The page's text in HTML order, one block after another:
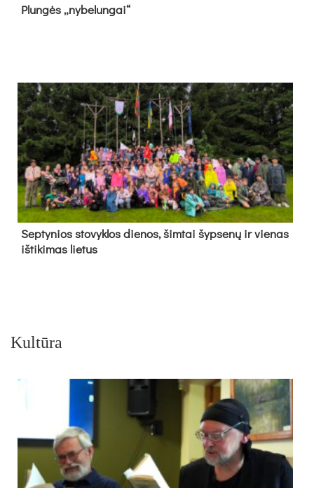
Plun­gės „ny­be­lun­gai“
Sep­ty­nios sto­vyk­los die­nos, šim­tai šyp­se­nų ir vie­nas
iš­ti­ki­mas lie­tus
Kultūra